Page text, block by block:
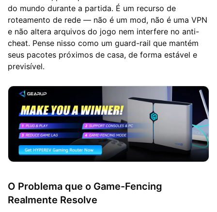
do mundo durante a partida. É um recurso de
roteamento de rede — não é um mod, não é uma VPN
e não altera arquivos do jogo nem interfere no anti-
cheat. Pense nisso como um guard-rail que mantém
seus pacotes próximos de casa, de forma estável e
previsível.
O Problema que o Game-Fencing
Realmente Resolve